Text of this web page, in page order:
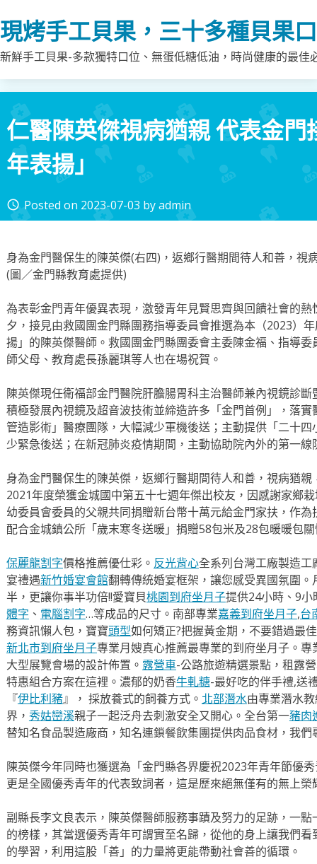
to
content
現烤手工貝果，三十多種貝果
新鮮手工貝果-多款獨特口位、無蛋低糖低油，時尚健康的最
仁醫陳英傑視病猶親 代表金門
年表揚」
access_time Posted on 2023-07-03 byadmin
身為金門醫保生的陳英傑(右四)，返鄉行醫期間待人和善，視
(圖／金門縣教育處提供)
為表彰金門青年優異表現，激發青年見賢思齊與回饋社會的
夕，接見由救國團金門縣團務指導委員會推選為本（2023）
揚」的陳英傑醫師。救國團金門縣團委會主委陳金福、指導
師父母、教育處長孫麗琪等人也在場祝賀。
陳英傑現任衛福部金門醫院肝膽腸胃科主治醫師兼內視鏡診
積極發展內視鏡及超音波技術並締造許多「金門首例」，落
管造影術」醫療團隊，大幅減少軍機後送；主動提供「二十
少緊急後送；在新冠肺炎疫情期間，主動協助院內外的第一線
身為金門醫保生的陳英傑，返鄉行醫期間待人和善，視病猶
2021年度榮獲金城國中第五十七週年傑出校友，因感謝家鄉
幼委員會委員的父親共同捐贈新台幣十萬元給金門家扶，作
配合金城鎮公所「歲末寒冬送暖」捐贈58包米及28包暖暖包
保麗龍割字價格推薦優仕彩。 反光背心全系列台灣工廠製造
宴禮遇新竹婚宴會館翻轉傳統婚宴框架，讓您感受異國氛圍。
半，更讓你事半功倍!!愛寶貝桃園到府坐月子提供24小時、9
體字 、 電腦割字…等成品的尺寸。南部專業嘉義到府坐月子,台
務資訊懶人包，寶寶頭型如何矯正?把握黃金期，不要錯過最
新北市到府坐月子專業月嫂真心推薦最專業的到府坐月子。專
大型展覽會場的設計佈置。 露營車-公路旅遊精選景點，租露
特惠組合方案在這裡。濃郁的奶香牛軋糖-最好吃的伴手禮,送
『伊比利豬』， 採放養式的飼養方式。 北部潛水由專業潛水
界， 秀姑巒溪親子一起泛舟去​刺激安全又開心。全台第一豬肉
替知名食品製造廠商，知名連鎖餐飲集團提供肉品食材，我
陳英傑今年同時也獲選為「金門縣各界慶祝2023年青年節優
更是全國優秀青年的代表致詞者，這是歷來絕無僅有的無上
副縣長李文良表示，陳英傑醫師服務事蹟及努力的足跡，一
的榜樣，其當選優秀青年可謂實至名歸，從他的身上讓我們
的學習，利用這股「善」的力量將更能帶動社會善的循環。